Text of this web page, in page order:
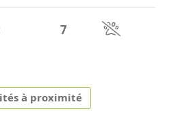
7
à proximité